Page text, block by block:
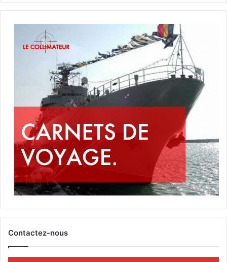
Contactez-nous